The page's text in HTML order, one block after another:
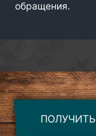
обращения.